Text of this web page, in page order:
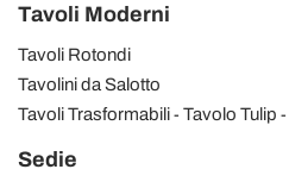
Tavoli Moderni
Tavoli Rotondi
Tavolini da Salotto
Tavoli Trasformabili
Tavolo Tulip
Sedie